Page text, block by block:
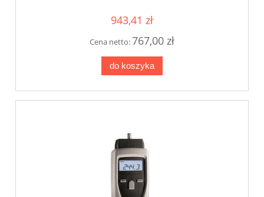
943,41 zł
Cena netto:767,00 zł
do koszyka